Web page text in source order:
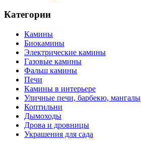
Категории
Камины
Биокамины
Электрические камины
Газовые камины
Фальш камины
Печи
Камины в интерьере
Уличные печи, барбекю, мангалы
Коптильни
Дымоходы
Дрова и дровницы
Украшения для сада